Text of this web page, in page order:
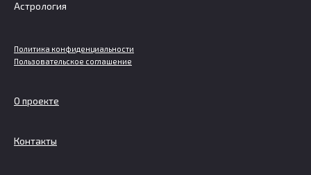
Астрология
Политика конфиденциальности
Пользовательское соглашение
О проекте
Контакты